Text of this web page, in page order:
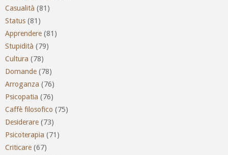
Casualità (81)
Status (81)
Apprendere (81)
Stupidità (79)
Cultura (78)
Domande (78)
Arroganza (76)
Psicopatia (76)
Caffè filosofico (75)
Desiderare (73)
Psicoterapia (71)
Criticare (67)